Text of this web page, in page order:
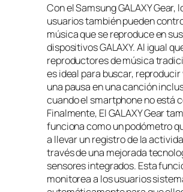
Con el Samsung GALAXY Gear,
usuarios también pueden
música que se reproduce en sus
dispositivos GALAXY. Al igual
reproductores de música
es ideal para buscar, reproducir
una pausa en una canción
cuando el smartphone no está
Finalmente, El GALAXY Gear
funciona como un podómetro
a llevar un registro de la
través de una mejorada
sensores integrados. Esta
monitorea a los usuarios